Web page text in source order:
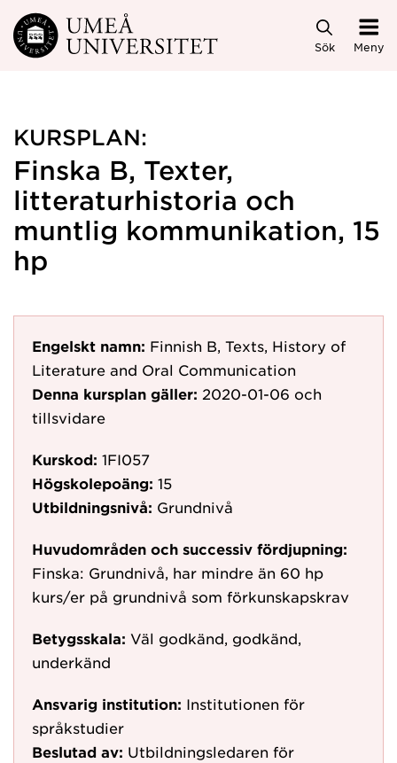
Hoppa direkt till innehållet
Sök Meny
KURSPLAN:
Finska B, Texter,
litteraturhistoria och
muntlig kommunikation, 15
hp
Engelskt namn: Finnish B, Texts, History of
Literature and Oral Communication
Denna kursplan gäller: 2020-01-06 och
tillsvidare
Kurskod: 1FI057
Högskolepoäng: 15
Utbildningsnivå: Grundnivå
Huvudområden och successiv fördjupning:
Finska: Grundnivå, har mindre än 60 hp
kurs/er på grundnivå som förkunskapskrav
Betygsskala: Väl godkänd, godkänd,
underkänd
Ansvarig institution: Institutionen för
språkstudier
Beslutad av: Utbildningsledaren för